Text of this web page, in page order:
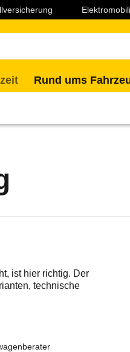
Rund ums
ist hier richtig. Der
technische